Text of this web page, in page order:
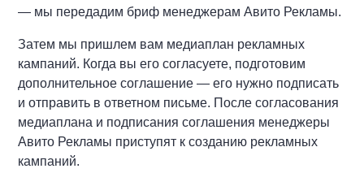
— мы передадим бриф менеджерам Авито Рекламы.
Затем мы пришлем вам медиаплан рекламных
кампаний. Когда вы его согласуете, подготовим
дополнительное соглашение — его нужно подписать
и отправить в ответном письме. После согласования
медиаплана и подписания соглашения менеджеры
Авито Рекламы приступят к созданию рекламных
кампаний.